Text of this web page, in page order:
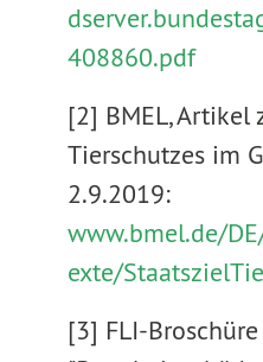
408860.pdf
[2] BMEL, Artikel
Tierschutzes im
2.9.2019:
www.bmel.de/
exte/
[3] FLI-Broschüre